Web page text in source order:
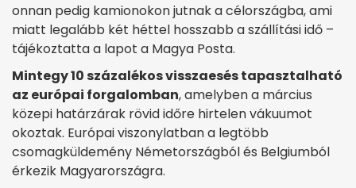
onnan pedig kamionokon jutnak a célországba, ami
miatt legalább két héttel hosszabb a szállítási idő –
tájékoztatta a lapot a Magya Posta.
Mintegy 10 százalékos visszaesés tapasztalható
az európai forgalomban, amelyben a március
közepi határzárak rövid időre hirtelen vákuumot
okoztak. Európai viszonylatban a legtöbb
csomagküldemény Németországból és Belgiumból
érkezik Magyarországra.